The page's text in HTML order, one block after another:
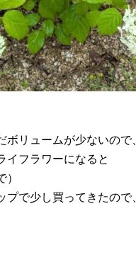
リュームが少ないので、
イフラワーになると
で少し買ってきたので、